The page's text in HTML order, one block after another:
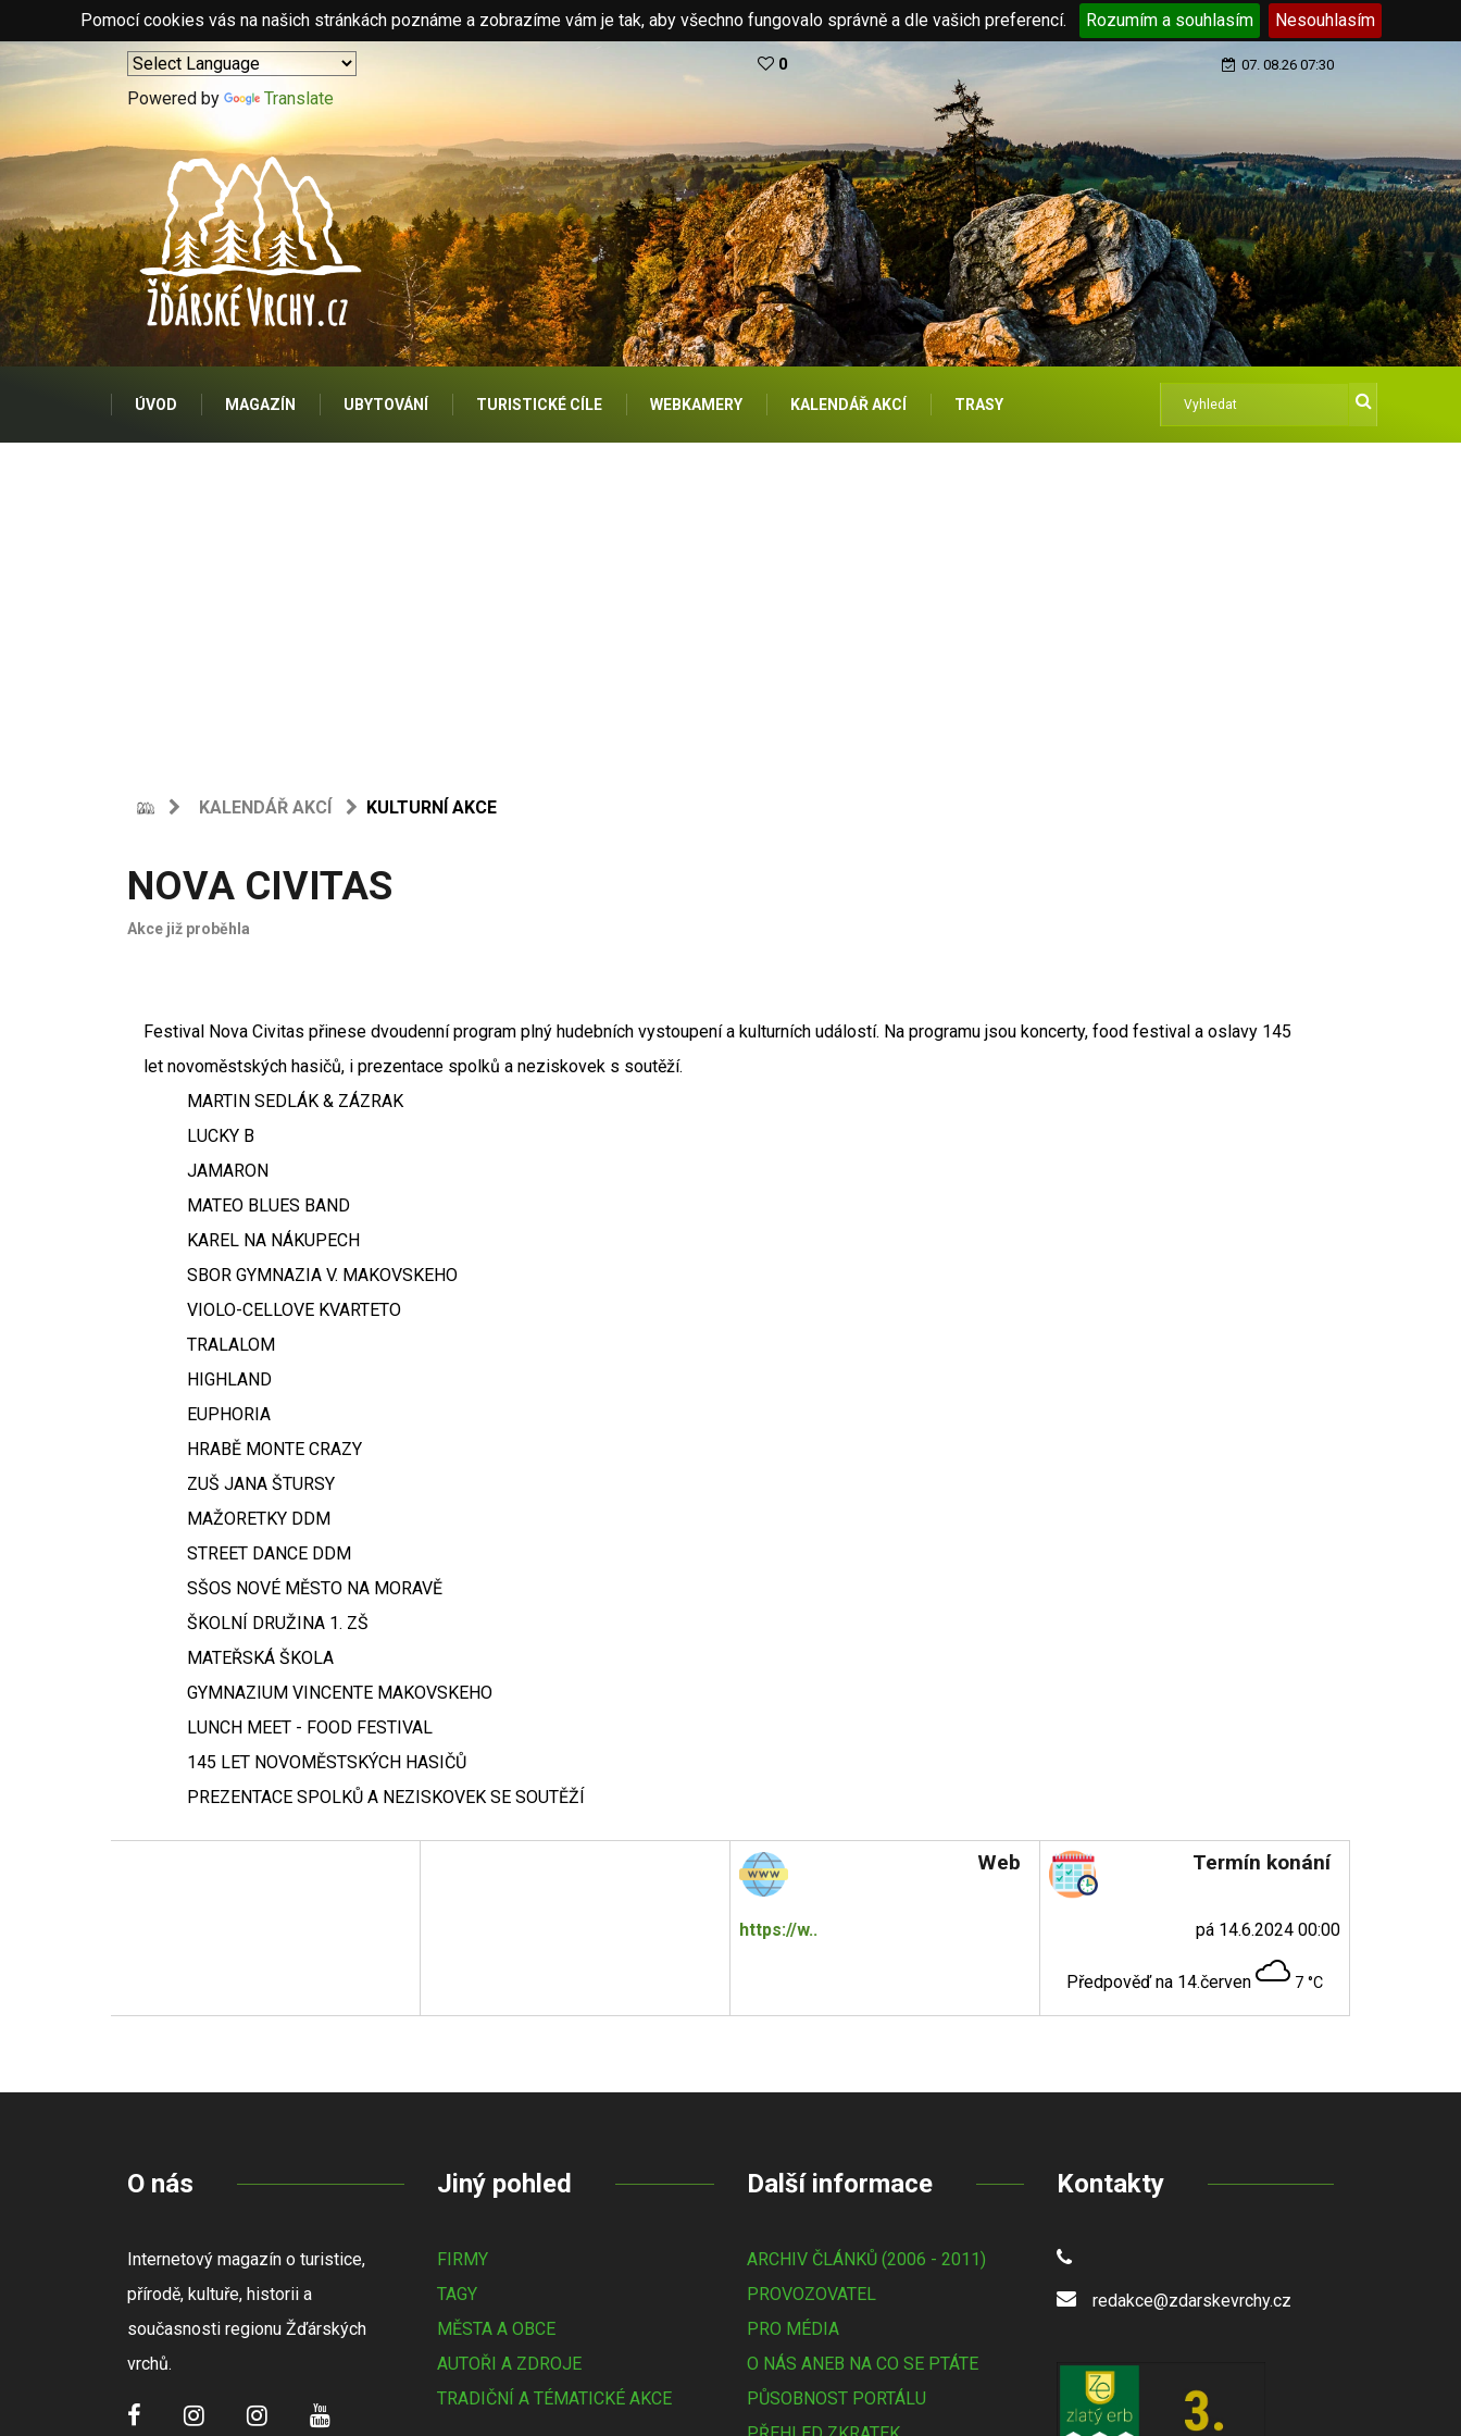
Pomocí cookies vás na našich stránkách poznáme a zobrazíme vám je tak, aby všechno fungovalo správně a dle vašich preferencí. Rozumím a souhlasím Nesouhlasím
Powered by Translate
0 07. 08.26 07:30
ÚVOD MAGAZÍN UBYTOVÁNÍ TURISTICKÉ CÍLE WEBKAMERY KALENDÁŘ AKCÍ TRASY
KALENDÁŘ AKCÍ KULTURNÍ AKCE
NOVA CIVITAS
Akce již proběhla
Festival Nova Civitas přinese dvoudenní program plný hudebních vystoupení a kulturních událostí. Na programu jsou koncerty, food festival a oslavy 145
let novoměstských hasičů, i prezentace spolků a neziskovek s soutěží.
MARTIN SEDLÁK & ZÁZRAK
LUCKY B
JAMARON
MATEO BLUES BAND
KAREL NA NÁKUPECH
SBOR GYMNAZIA V. MAKOVSKEHO
VIOLO-CELLOVE KVARTETO
TRALALOM
HIGHLAND
EUPHORIA
HRABĚ MONTE CRAZY
ZUŠ JANA ŠTURSY
MAŽORETKY DDM
STREET DANCE DDM
SŠOS NOVÉ MĚSTO NA MORAVĚ
ŠKOLNÍ DRUŽINA 1. ZŠ
MATEŘSKÁ ŠKOLA
GYMNAZIUM VINCENTE MAKOVSKEHO
LUNCH MEET - FOOD FESTIVAL
145 LET NOVOMĚSTSKÝCH HASIČŮ
PREZENTACE SPOLKŮ A NEZISKOVEK SE SOUTĚŽÍ
Web
https://w..
Termín konání
pá 14.6.2024 00:00
Předpověď na 14.červen 7 °C
O nás
Internetový magazín o turistice,
přírodě, kultuře, historii a
současnosti regionu Žďárských
vrchů.
Jiný pohled
FIRMY
TAGY
MĚSTA A OBCE
AUTOŘI A ZDROJE
TRADIČNÍ A TÉMATICKÉ AKCE
Další informace
ARCHIV ČLÁNKŮ (2006 - 2011)
PROVOZOVATEL
PRO MÉDIA
O NÁS ANEB NA CO SE PTÁTE
PŮSOBNOST PORTÁLU
Kontakty
redakce@zdarskevrchy.cz